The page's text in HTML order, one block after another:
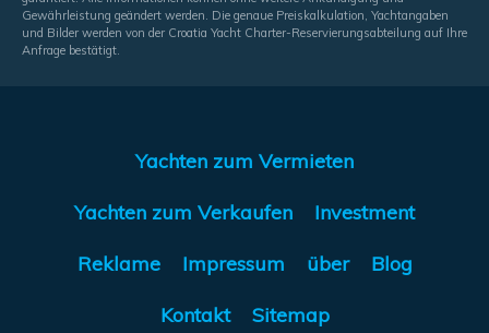
Gewährleistung geändert werden. Die genaue Preiskalkulation, Yachtangaben
und Bilder werden von der Croatia Yacht Charter-Reservierungsabteilung auf Ihre
Anfrage bestätigt.
Yachten zum Vermieten
Yachten zum Verkaufen Investment
Reklame Impressum über Blog
Kontakt Sitemap